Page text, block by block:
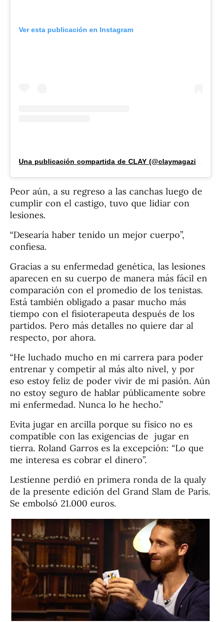
Ver esta publicación en Instagram
Una publicación compartida de CLAY (@claymagazine_)
Peor aún, a su regreso a las canchas luego de
cumplir con el castigo, tuvo que lidiar con
lesiones.
“Desearía haber tenido un mejor cuerpo”,
confiesa.
Gracias a su enfermedad genética, las lesiones
aparecen en su cuerpo de manera más fácil en
comparación con el promedio de los tenistas.
Está también obligado a pasar mucho más
tiempo con el fisioterapeuta después de los
partidos. Pero más detalles no quiere dar al
respecto, por ahora.
“He luchado mucho en mi carrera para poder
entrenar y competir al más alto nivel, y por
eso estoy feliz de poder vivir de mi pasión. Aún
no estoy seguro de hablar públicamente sobre
mi enfermedad. Nunca lo he hecho.”
Evita jugar en arcilla porque su físico no es
compatible con las exigencias de jugar en
tierra. Roland Garros es la excepción: “Lo que
me interesa es cobrar el dinero”.
Lestienne perdió en primera ronda de la qualy
de la presente edición del Grand Slam de París.
Se embolsó 21.000 euros.